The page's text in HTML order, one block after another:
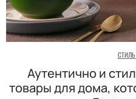
Аутентично и
товары для дома,